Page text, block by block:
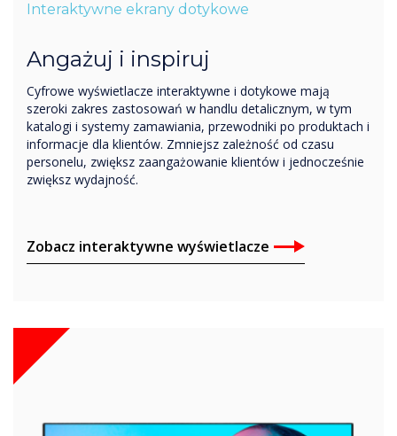
Interaktywne ekrany dotykowe
Angażuj i inspiruj
Cyfrowe wyświetlacze interaktywne i dotykowe mają
szeroki zakres zastosowań w handlu detalicznym, w tym
katalogi i systemy zamawiania, przewodniki po produktach i
informacje dla klientów. Zmniejsz zależność od czasu
personelu, zwiększ zaangażowanie klientów i jednocześnie
zwiększ wydajność.
Zobacz interaktywne wyświetlacze